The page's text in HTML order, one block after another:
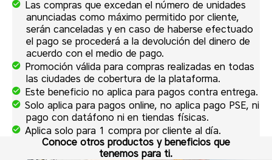
Las compras que excedan el número de unidades
anunciadas como máximo permitido por cliente,
serán canceladas y en caso de haberse efectuado
el pago se procederá a la devolución del dinero de
acuerdo con el medio de pago.
Promoción válida para compras realizadas en todas
las ciudades de cobertura de la plataforma.
Este beneficio no aplica para pagos contra entrega.
Solo aplica para pagos online, no aplica pago PSE, ni
pago con datáfono ni en tiendas físicas.
Aplica solo para 1 compra por cliente al día.
Conoce otros productos y beneficios que
tenemos para ti.